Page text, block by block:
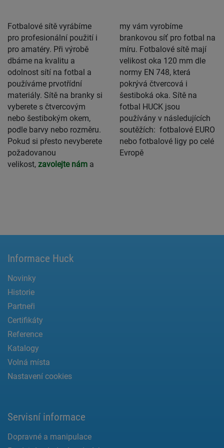
Fotbalové sítě vyrábíme
pro profesionální použití i
pro amatéry. Při výrobě
dbáme na kvalitu a
odolnost sítí na fotbal a
používáme prvotřídní
materiály. Sítě na branky si
vyberete s čtvercovým
nebo šestibokým okem,
podle barvy nebo rozměru.
Pokud si přesto nevyberete
požadovanou
velikost, zavolejte nám a
my vám vyrobíme
brankovou síť pro fotbal na
míru. Fotbalové sítě mají
velikost oka 120 mm dle
normy EN 748, která
pokrývá čtvercová i
šestiboká oka. Sítě na
fotbal HUCK jsou
používány v následujících
soutěžích: fotbalové EURO
nebo fotbalové ligy po celé
Evropě
Informace Huck
Novinky
Historie
Partneři
Certifikáty
Reference
Katalogy
Volná místa
Nastavení cookies
Servisní informace
Dopravné a manipulace